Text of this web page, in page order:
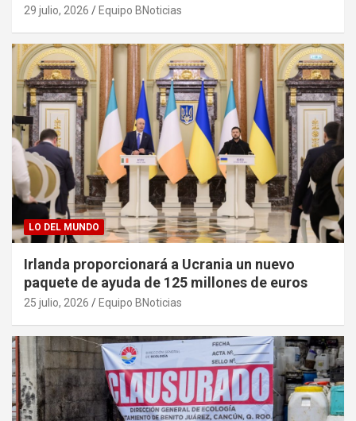
29 julio, 2026 Equipo BNoticias
LO DEL MUNDO
Irlanda proporcionará a Ucrania un nuevo
paquete de ayuda de 125 millones de euros
25 julio, 2026 Equipo BNoticias